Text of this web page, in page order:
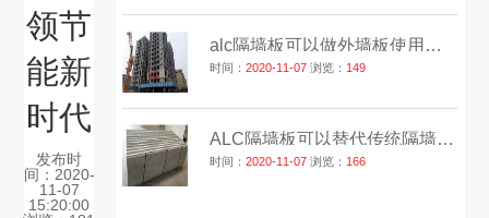
领节
能新
时代
发布时
间：2020-
11-07
15:20:00
alc隔墙板可以做外墙板使用吗？
时间：2020-11-07 浏览： 149
ALC隔墙板可以替代传统隔墙砖吗？
时间：2020-11-07 浏览： 166